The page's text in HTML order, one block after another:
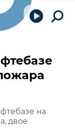
на
двое